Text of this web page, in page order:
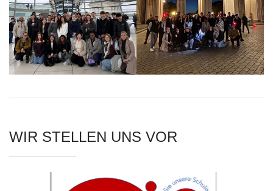
WIR STELLEN UNS VOR